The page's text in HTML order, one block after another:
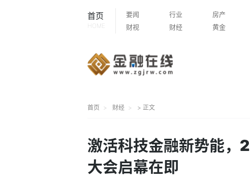
首页
HOME
要闻 行业 房产
财视
财经 黄金
首页 财经 > 正文
激活科技金融新势能
大会启幕在即